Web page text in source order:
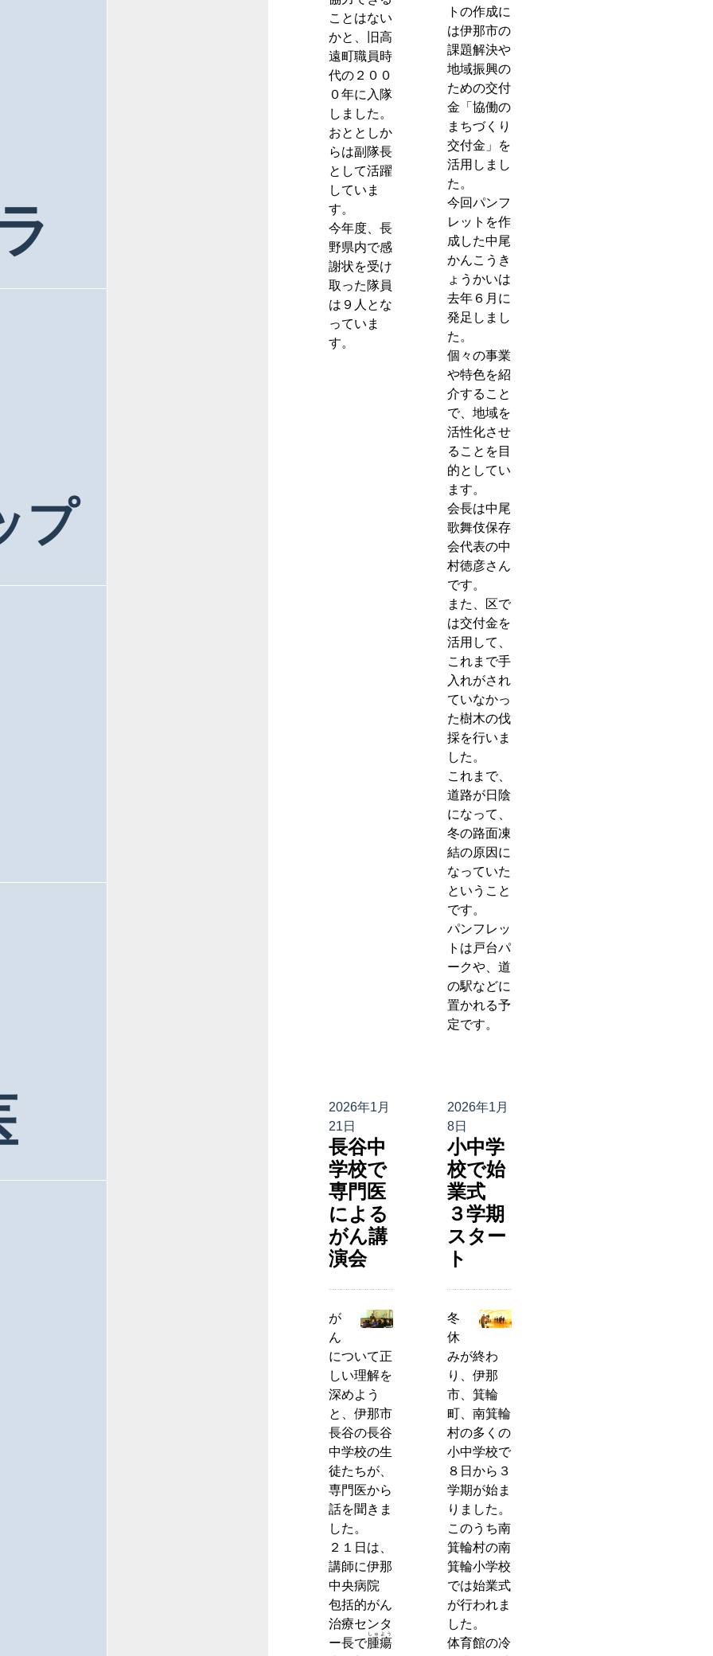
プ
ことはない
かと、旧高
遠町職員時
代の２００
０年に入隊
しました。
おととしか
らは副隊長
として活躍
していま
す。
今年度、長
野県内で感
謝状を受け
取った隊員
は９人とな
っていま
す。
トの作成に
は伊那市の
課題解決や
地域振興の
ための交付
金「協働の
まちづくり
交付金」を
活用しまし
た。
今回パンフ
レットを作
成した中尾
かんこうき
ょうかいは
去年６月に
発足しまし
た。
個々の事業
や特色を紹
介すること
で、地域を
活性化させ
ることを目
的としてい
ます。
会長は中尾
歌舞伎保存
会代表の中
村徳彦さん
です。
また、区で
は交付金を
活用して、
これまで手
入れがされ
ていなかっ
た樹木の伐
採を行いま
した。
これまで、
道路が日陰
になって、
冬の路面凍
結の原因に
なっていた
ということ
です。
パンフレッ
トは戸台パ
ークや、道
の駅などに
置かれる予
定です。
2026年1月
21日
長谷中
学校で
専門医
による
がん講
演会
が
ん
について正
しい理解を
深めよう
と、伊那市
長谷の長谷
中学校の生
徒たちが、
専門医から
話を聞きま
した。
２１日は、
講師に伊那
中央病院
包括的がん
治療センタ
ー長で腫瘍
しゅよう
2026年1月
8日
小中学
校で始
業式
３学期
スター
ト
冬
休
みが終わ
り、伊那
市、箕輪
町、南箕輪
村の多くの
小中学校で
８日から３
学期が始ま
りました。
このうち南
箕輪村の南
箕輪小学校
では始業式
が行われま
した。
体育館の冷